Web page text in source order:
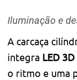
Iluminação e
A carcaça
integra LED
o ritmo e uma